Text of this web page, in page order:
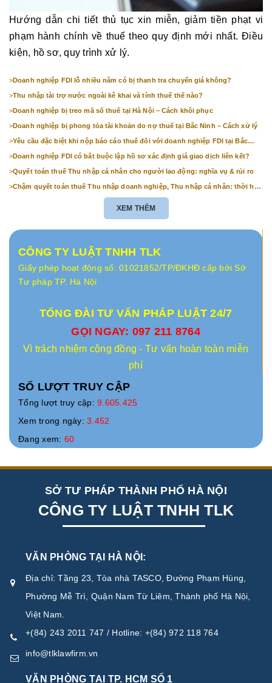
Hướng dẫn chi tiết thủ tục xin miễn, giảm tiền phạt vi
phạm hành chính về thuế theo quy định mới nhất. Điều
kiện, hồ sơ, quy trình xử lý.
>Doanh nghiệp FDI lỗ nhiều năm có bị thanh tra chuyển giá không?
>Thu nhập tài trợ nước ngoài kê khai và tính thuế thế nào?
>Doanh nghiệp bị treo mã số thuế tại Hà Nội – Cách khôi phục
>Doanh nghiệp bị phong tỏa tài khoản do nợ thuế tại Bắc Ninh – Cách xử lý
>Yêu cầu đặc biệt khi nộp báo cáo thuế đối với doanh nghiệp FDI tại Bắc
>Doanh nghiệp FDI có bắt buộc lập hồ sơ xác định giá giao dịch liên kết?
>Quyết toán thuế Thu nhập cá nhân cho người lao động: nghĩa vụ & rủi ro
>Chậm quyết toán thuế Thu nhập doanh nghiệp, Thu nhập cá nhân: thời hạn
XEM THÊM
CÔNG TY LUẬT TNHH TLK
Giấy phép hoạt động số: 01021852/TP/ĐKHĐ cấp bởi Sở
Tư pháp TP. Hà Nội
TỔNG ĐÀI TƯ VẤN PHÁP LUẬT 24/7
GỌI NGAY: 097 211 8764
Vì trách nhiệm cộng đồng - Tư vấn hoàn toàn miễn
phí
SỐ LƯỢT TRUY CẬP
Tổng lượt truy cập: 9.605.425
Xem trong ngày: 3.452
Đang xem: 60
SỞ TƯ PHÁP THÀNH PHỐ HÀ NỘI
CÔNG TY LUẬT TNHH TLK
VĂN PHÒNG TẠI HÀ NỘI:
Địa chỉ: Tầng 23, Tòa nhà TASCO, Đường Phạm Hùng,
Phường Mễ Trì, Quận Nam Từ Liêm, Thành phố Hà Nội,
Việt Nam.
+(84) 243 2011 747 / Hotline: +(84) 972 118 764
info@tlklawfirm.vn
VĂN PHÒNG TẠI TP. HCM SỐ 1